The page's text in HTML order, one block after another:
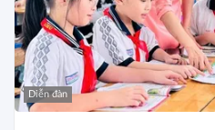
Diễn đàn